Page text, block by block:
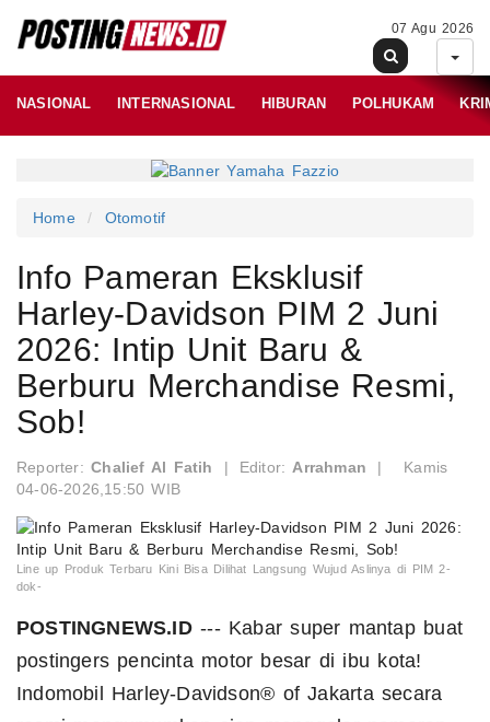
07 Agu 2026
NASIONAL INTERNASIONAL HIBURAN POLHUKAM
Home Otomotif
Info Pameran Eksklusif
Harley-Davidson PIM 2 Juni
2026: Intip Unit Baru &
Berburu Merchandise Resmi,
Sob!
Reporter:Chalief Al Fatih | Editor:Arrahman |
Kamis
04-06-2026,15:50 WIB
Line up Produk Terbaru Kini Bisa Dilihat Langsung Wujud Aslinya di PIM 2-
dok-
POSTINGNEWS.ID--- Kabar super mantap buat
postingers pencinta motor besar di ibu kota!
Indomobil Harley-Davidson® of Jakarta secara